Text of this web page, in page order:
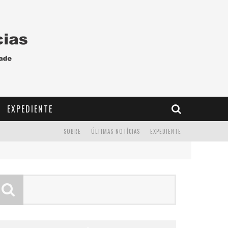
EXPEDIENTE
EXPEDIENTE
ÚLTIMAS NOTÍCIAS
SOBRE